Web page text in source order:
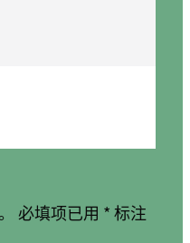
必填项已用 *标注